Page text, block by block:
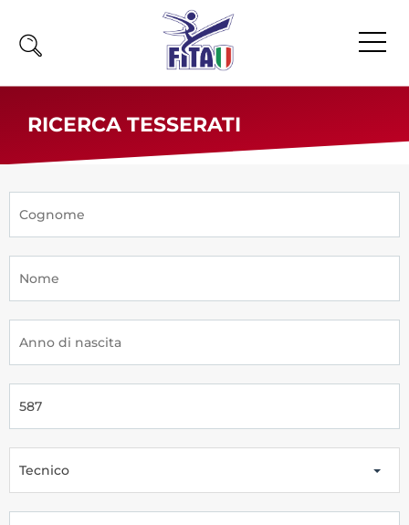
News
Olimpiadi
Atleti Poomsae e Freestyle
Tesseramento
Licenze WT
Formazione
RICERCA TESSERATI
Tecnico